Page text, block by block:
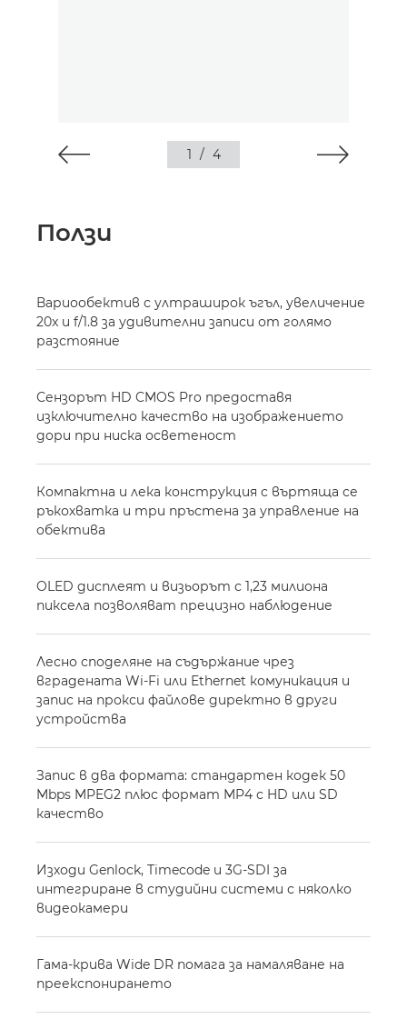
1 / 4
Ползи
Вариообектив с ултраширок ъгъл, увеличение
20x и f/1.8 за удивителни записи от голямо
разстояние
Сензорът HD CMOS Pro предоставя
изключително качество на изображението
дори при ниска осветеност
Компактна и лека конструкция с въртяща се
ръкохватка и три пръстена за управление на
обектива
OLED дисплеят и визьорът с 1,23 милиона
пиксела позволяват прецизно наблюдение
Лесно споделяне на съдържание чрез
вградената Wi-Fi или Ethernet комуникация и
запис на прокси файлове директно в други
устройства
Запис в два формата: стандартен кодек 50
Mbps MPEG2 плюс формат MP4 с HD или SD
качество
Изходи Genlock, Timecode и 3G-SDI за
интегриране в студийни системи с няколко
видеокамери
Гама-крива Wide DR помага за намаляване на
преекспонирането